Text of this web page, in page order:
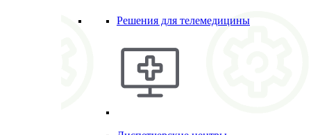
Решения для телемедицины